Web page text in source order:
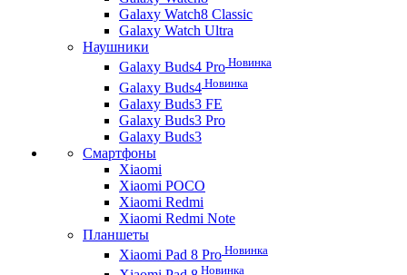
Galaxy Watch8 Classic
Galaxy Watch Ultra
Наушники
Galaxy Buds4 Pro Новинка
Galaxy Buds4 Новинка
Galaxy Buds3 FE
Galaxy Buds3 Pro
Galaxy Buds3
Смартфоны
Xiaomi
Xiaomi POCO
Xiaomi Redmi
Xiaomi Redmi Note
Планшеты
Xiaomi Pad 8 Pro Новинка
Новинка